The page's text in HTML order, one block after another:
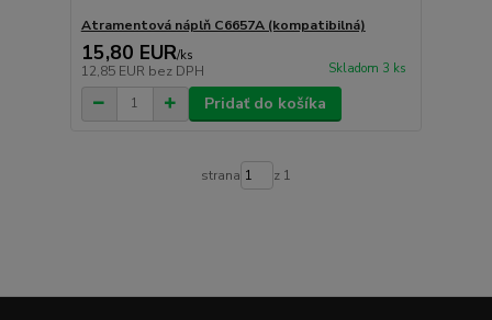
Atramentová náplň C6657A (kompatibilná)
15,80 EUR/ks
12,85 EUR bez DPH Skladom 3 ks
Pridať do košíka
strana z 1